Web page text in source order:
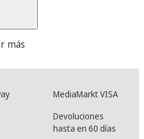
más
MediaMarkt VISA
Devoluciones
hasta en 60 días